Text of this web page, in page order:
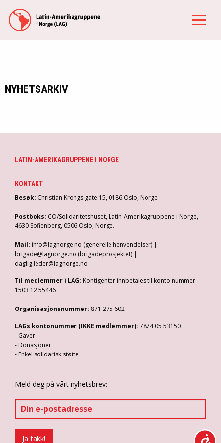
NYHETSARKIV
LATIN-AMERIKAGRUPPENE I NORGE
KONTAKT
Besøk: Christian Krohgs gate 15, 0186 Oslo, Norge
Postboks: CO/Solidaritetshuset, Latin-Amerikagruppene i Norge,
4630 Sofienberg, 0506 Oslo, Norge.
Mail: info@lagnorge.no (generelle henvendelser) |
brigade@lagnorge.no (brigadeprosjektet) |
daglig.leder@lagnorge.no
Til medlemmer i LAG: Kontigenter innbetales til konto nummer
1503 12 55446
Organisasjonsnummer: 871 275 602
LAGs kontonummer (IKKE medlemmer): 7874 05 53150
- Gaver
- Donasjoner
- Enkel solidarisk støtte
Meld deg på vårt nyhetsbrev: